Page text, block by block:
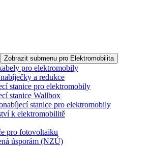
Zobrazit submenu pro Elektromobilita
pro elektromobily
a redukce
stanice pro elektromobily
stanice Wallbox
stanice pro elektromobily
k elektromobilitě
pro fotovoltaiku
úsporám (NZÚ)